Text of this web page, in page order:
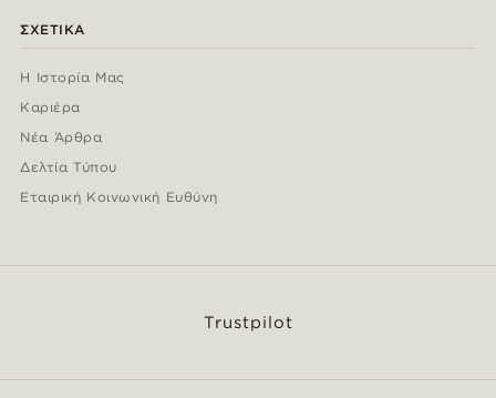
ΣΧΕΤΙΚΆ
Η Ιστορία Μας
Καριέρα
Νέα Άρθρα
Δελτία Τύπου
Εταιρική Κοινωνική Ευθύνη
Trustpilot